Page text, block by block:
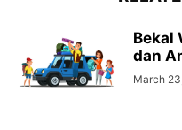
Bekal
dan
March